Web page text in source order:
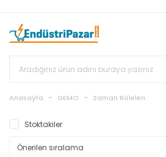
Bayonet J Tip Termokupul
Sepette Ekstra %5 İskonto...
Alışverişlerinizde Sepette %5 EK İNDİRİM...
%15 İskonto... 50.000,00TL ve
Alışverişlerinizde Sepette %3 EK
Standart Bayonet J Tip Termokupul
Anasayfa GEMO Zaman Röleleri
Stoktakiler